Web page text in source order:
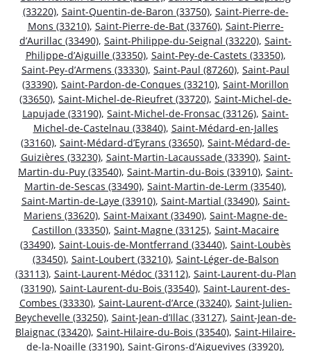
(33220), Saint-Quentin-de-Baron (33750), Saint-Pierre-de-
Mons (33210), Saint-Pierre-de-Bat (33760), Saint-Pierre-
d’Aurillac (33490), Saint-Philippe-du-Seignal (33220), Saint-
Philippe-d’Aiguille (33350), Saint-Pey-de-Castets (33350),
Saint-Pey-d’Armens (33330), Saint-Paul (87260), Saint-Paul
(33390), Saint-Pardon-de-Conques (33210), Saint-Morillon
(33650), Saint-Michel-de-Rieufret (33720), Saint-Michel-de-
Lapujade (33190), Saint-Michel-de-Fronsac (33126), Saint-
Michel-de-Castelnau (33840), Saint-Médard-en-Jalles
(33160), Saint-Médard-d’Eyrans (33650), Saint-Médard-de-
Guizières (33230), Saint-Martin-Lacaussade (33390), Saint-
Martin-du-Puy (33540), Saint-Martin-du-Bois (33910), Saint-
Martin-de-Sescas (33490), Saint-Martin-de-Lerm (33540),
Saint-Martin-de-Laye (33910), Saint-Martial (33490), Saint-
Mariens (33620), Saint-Maixant (33490), Saint-Magne-de-
Castillon (33350), Saint-Magne (33125), Saint-Macaire
(33490), Saint-Louis-de-Montferrand (33440), Saint-Loubès
(33450), Saint-Loubert (33210), Saint-Léger-de-Balson
(33113), Saint-Laurent-Médoc (33112), Saint-Laurent-du-Plan
(33190), Saint-Laurent-du-Bois (33540), Saint-Laurent-des-
Combes (33330), Saint-Laurent-d’Arce (33240), Saint-Julien-
Beychevelle (33250), Saint-Jean-d’Illac (33127), Saint-Jean-de-
Blaignac (33420), Saint-Hilaire-du-Bois (33540), Saint-Hilaire-
de-la-Noaille (33190), Saint-Girons-d’Aiguevives (33920),